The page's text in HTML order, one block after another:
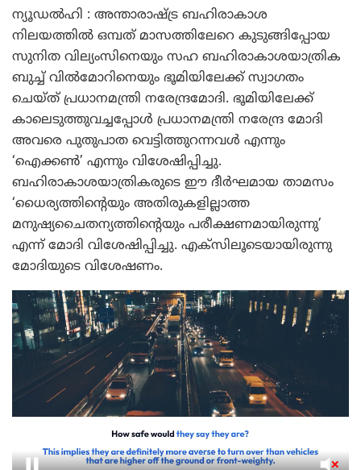
ന്യൂഡൽഹി : അന്താരാഷ്ട്ര ബഹിരാകാശ
നിലയത്തിൽ ഒമ്പത് മാസത്തിലേറെ കുടുങ്ങിപ്പോയ
സുനിത വില്യംസിനെയും സഹ ബഹിരാകാശയാത്രിക
ബുച്ച് വിൽമോറിനെയും ഭൂമിയിലേക്ക് സ്വാഗതം
ചെയ്ത് പ്രധാനമന്ത്രി നരേന്ദ്രമോദി. ഭൂമിയിലേക്ക്
കാലെടുത്തുവച്ചപ്പോൾ പ്രധാനമന്ത്രി നരേന്ദ്ര മോദി
അവരെ പുതുപാത വെട്ടിത്തുറന്നവൾ എന്നും
‘ഐക്കൺ’ എന്നും വിശേഷിപ്പിച്ചു.
ബഹിരാകാശയാത്രികരുടെ ഈ ദീർഘമായ താമസം
‘ധൈര്യത്തിന്റെയും അതിരുകളില്ലാത്ത
മനുഷ്യചൈതന്യത്തിന്റെയും പരീക്ഷണമായിരുന്നു’
എന്ന് മോദി വിശേഷിപ്പിച്ചു. എക്സിലൂടെയായിരുന്നു
മോദിയുടെ വിശേഷണം.